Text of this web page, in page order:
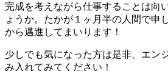
完成を考えながら仕事することは向
ょうか。たかが１ヶ月半の人間で申
から邁進してまいります！
少しでも気になった方は是非、エン
み入れてみてください！